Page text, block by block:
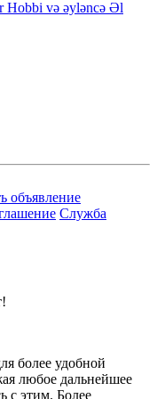
Hobbi və əyləncə Əl
объявление
Служба
более удобной
любое дальнейшее
с этим. Более